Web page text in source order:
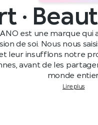
·
est une marque
de soi. Nous nous
leur insufflons notre
avant de les
monde
Lire plus